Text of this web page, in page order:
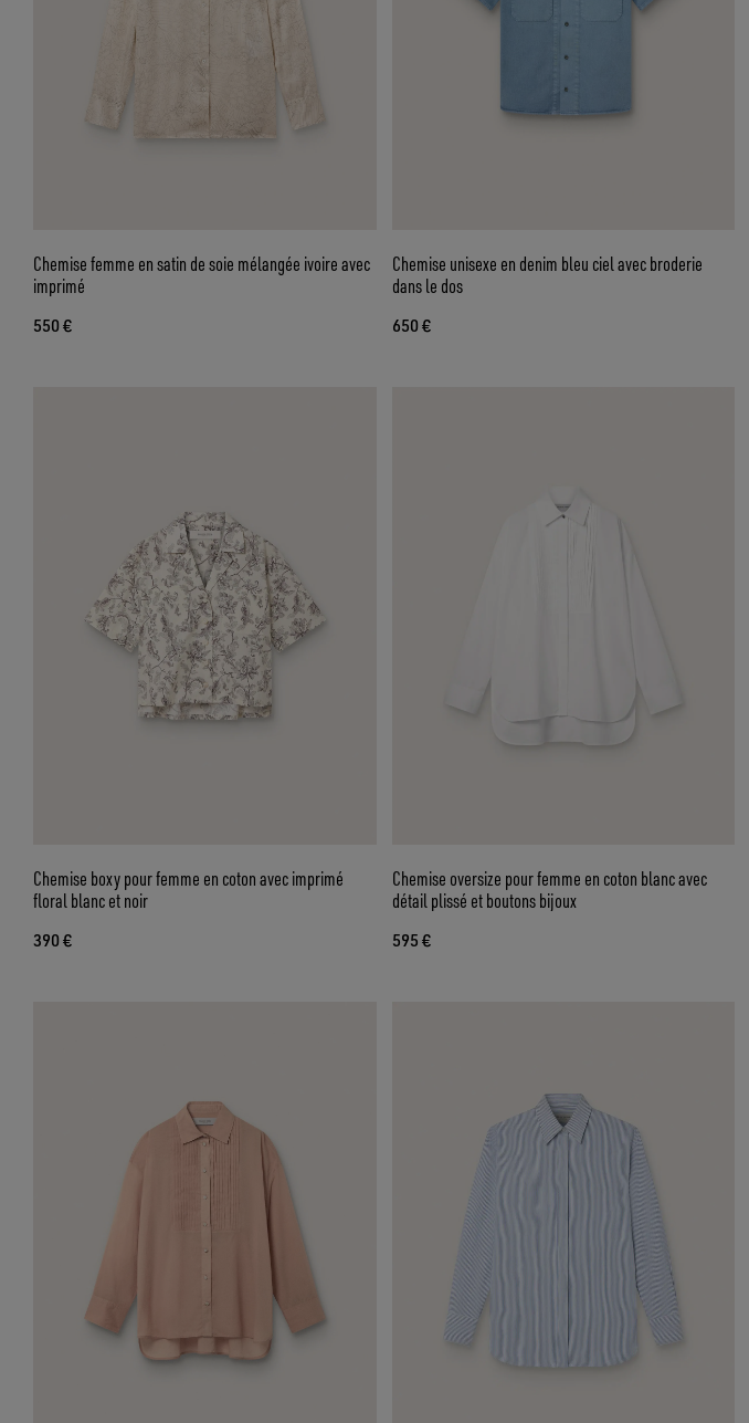
Chemise femme en satin de soie mélangée ivoire avec
imprimé
550 €
Chemise unisexe en denim bleu ciel avec broderie
dans le dos
650 €
Chemise boxy pour femme en coton avec imprimé
floral blanc et noir
390 €
Chemise oversize pour femme en coton blanc avec
détail plissé et boutons bijoux
595 €